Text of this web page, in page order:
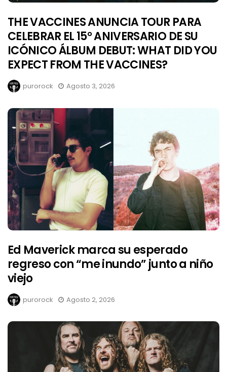
THE VACCINES ANUNCIA TOUR PARA
CELEBRAR EL 15° ANIVERSARIO DE SU
ICÓNICO ÁLBUM DEBUT: WHAT DID YOU
EXPECT FROM THE VACCINES?
purorock Agosto 3, 2026
Ed Maverick marca su esperado
regreso con “me inundo” junto a niño
viejo
purorock Agosto 2, 2026